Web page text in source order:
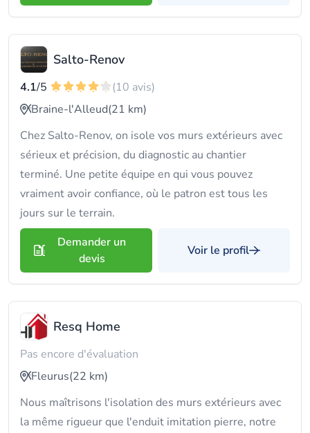
Salto-Renov
4.1/5
(10 avis)
Braine-l'Alleud(21 km)
Chez Salto-Renov, on isole vos murs extérieurs avec
sérieux et précision, du diagnostic au chantier
terminé. Une petite équipe en qui vous pouvez
vraiment avoir confiance, où le patron est tous les
jours sur le terrain.
Demander un
devis
Voir le profil
Resq Home
Pas encore d'évaluation
Fleurus(22 km)
Nous maîtrisons l'isolation des murs extérieurs avec
la même rigueur que l'enduit imitation pierre, notre